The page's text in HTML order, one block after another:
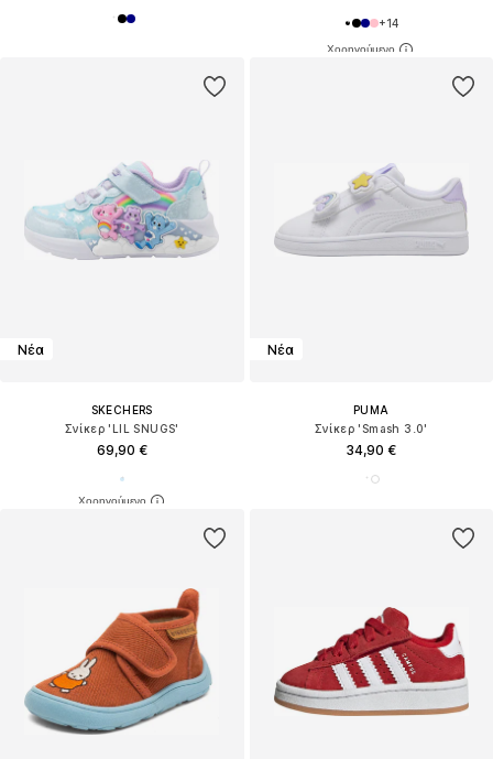
+14
Νέα
SKECHERS
Σνίκερ 'LIL SNUGS'
69,90 €
Νέα
PUMA
Σνίκερ 'Smash 3.0'
34,90 €